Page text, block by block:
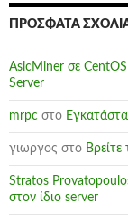
ΠΡΌΣΦΑΤΑ
AsicMiner σε
Server
mrpc στο
γιωργος στο
Stratos
στον ίδιο server